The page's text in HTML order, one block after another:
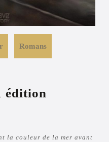
Romans
édition
la couleur de la mer avant